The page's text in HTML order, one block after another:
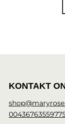
KONTAKT